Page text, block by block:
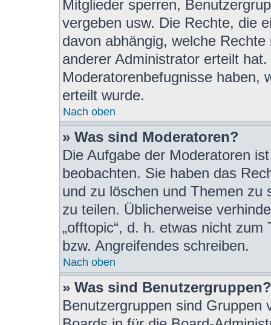
Mitglieder sperren,
vergeben usw. Die Rechte, die
davon abhängig, welche
anderer Administrator erteilt
Moderatorenbefugnisse haben,
erteilt wurde.
Nach oben
» Was sind Moderatoren?
Die Aufgabe der Moderatoren
beobachten. Sie haben das
und zu löschen und Themen
zu teilen. Üblicherweise
„offtopic“, d. h. etwas nicht
bzw. Angreifendes schreiben.
Nach oben
» Was sind Benutzergruppen?
Benutzergruppen sind Gruppen